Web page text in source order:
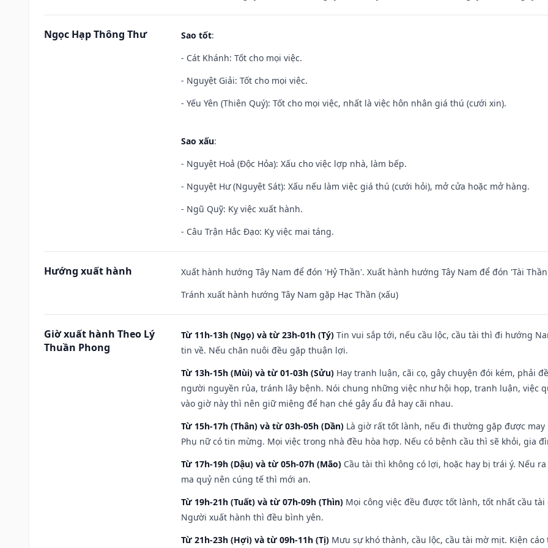
Ngọc Hạp Thông Thư Sao tốt:
- Cát Khánh: Tốt cho mọi việc.
- Nguyệt Giải: Tốt cho mọi việc.
- Yếu Yên (Thiên Quý): Tốt cho mọi việc, nhất là việc hôn nhân giá thú (cưới xin).
Sao xấu:
- Nguyệt Hoả (Độc Hỏa): Xấu cho việc lợp nhà, làm bếp.
- Nguyệt Hư (Nguyệt Sát): Xấu nếu làm việc giá thú (cưới hỏi), mở cửa hoặc mở hàng.
- Ngũ Quỹ: Kỵ việc xuất hành.
- Câu Trận Hắc Đạo: Kỵ việc mai táng.
Hướng xuất hành
Xuất hành hướng Tây Nam để đón 'Hỷ Thần'. Xuất hành hướng Tây Nam để đón 'Tài
Tránh xuất hành hướng Tây Nam gặp Hạc Thần (xấu)
Giờ xuất hành Theo Lý
Thuần Phong
Từ 11h-13h (Ngọ) và từ 23h-01h (Tý) Tin vui sắp tới, nếu cầu lộc, cầu tài thì đi hướng
tin về. Nếu chăn nuôi đều gặp thuận lợi.
Từ 13h-15h (Mùi) và từ 01-03h (Sửu) Hay tranh luận, cãi cọ, gây chuyện đói kém, phải
người nguyền rủa, tránh lây bệnh. Nói chung những việc như hội họp, tranh luận, việc
vào giờ này thì nên giữ miệng để hạn ché gây ẩu đả hay cãi nhau.
Từ 15h-17h (Thân) và từ 03h-05h (Dần) Là giờ rất tốt lành, nếu đi thường gặp được
Phụ nữ có tin mừng. Mọi việc trong nhà đều hòa hợp. Nếu có bệnh cầu thì sẽ khỏi, gia
Từ 17h-19h (Dậu) và từ 05h-07h (Mão) Cầu tài thì không có lợi, hoặc hay bị trái ý. Nếu
ma quỷ nên cúng tế thì mới an.
Từ 19h-21h (Tuất) và từ 07h-09h (Thìn) Mọi công việc đều được tốt lành, tốt nhất cầu
Người xuất hành thì đều bình yên.
Từ 21h-23h (Hợi) và từ 09h-11h (Tị) Mưu sự khó thành, cầu lộc, cầu tài mờ mịt. Kiện